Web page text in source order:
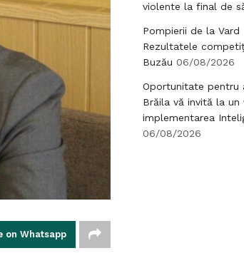
on Whatsapp
violente la final de
Pompierii de la
Rezultatele
Buzău 06/08/2026
Oportunitate pentru
Brăila vă invită la
implementarea
06/08/2026